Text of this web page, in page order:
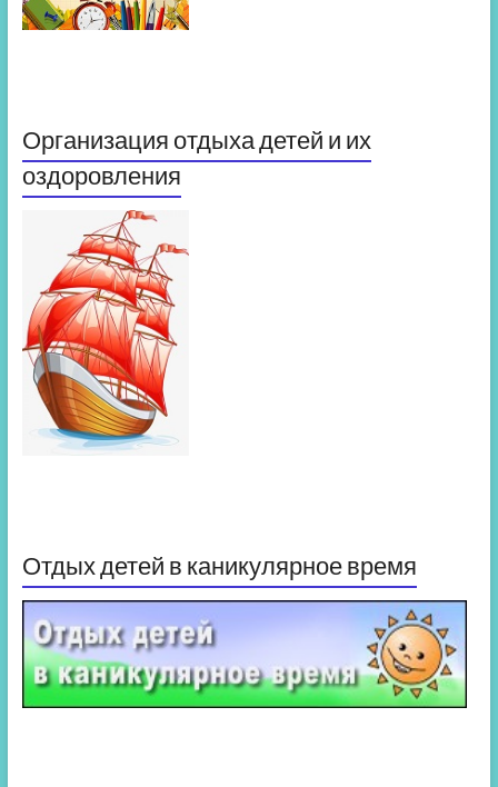
Организация отдыха детей и их
оздоровления
Отдых детей в каникулярное время